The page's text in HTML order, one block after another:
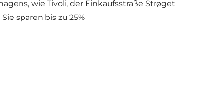
wie Tivoli, der Einkaufsstraße Strøget
sparen bis zu 25%